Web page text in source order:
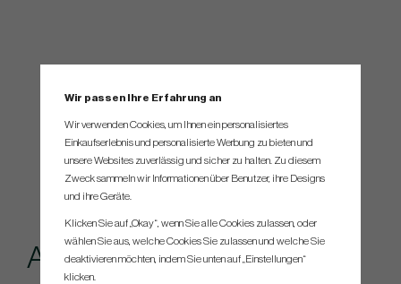
Andere kauften...
Wir passen Ihre Erfahrung an
Wir verwenden Cookies, um Ihnen ein personalisiertes
Einkaufserlebnis und personalisierte Werbung zu bieten und
unsere Websites zuverlässig und sicher zu halten. Zu diesem
Zweck sammeln wir Informationen über Benutzer, ihre Designs
und ihre Geräte.
Klicken Sie auf „Okay“, wenn Sie alle Cookies zulassen, oder
wählen Sie aus, welche Cookies Sie zulassen und welche Sie
deaktivieren möchten, indem Sie unten auf „Einstellungen“
klicken.